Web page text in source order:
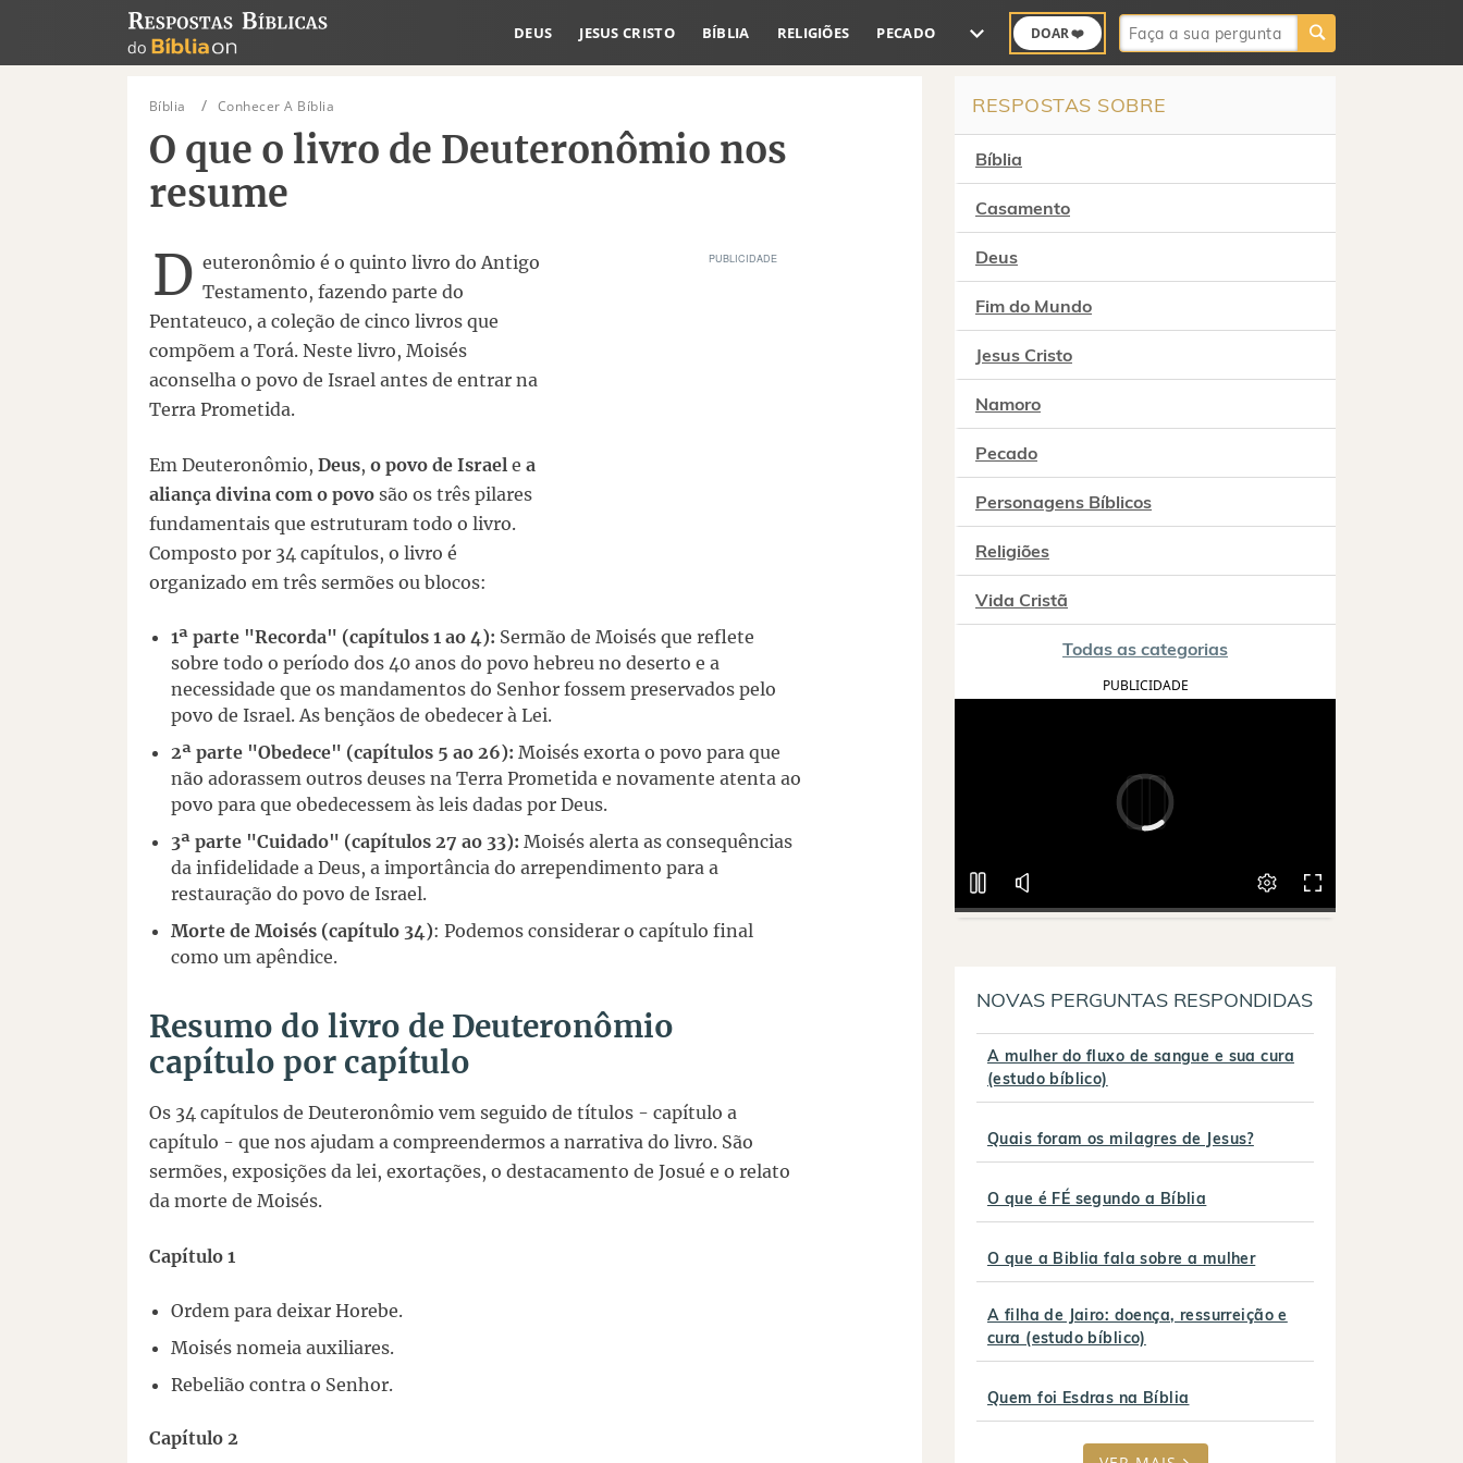
DEUS JESUS CRISTO BÍBLIA RELIGIÕES PECADO DOAR ❤️ Buscar:
Bíblia Conhecer A Bíblia
O que o livro de Deuteronômio nos
resume
D euteronômio é o quinto livro do Antigo
Testamento, fazendo parte do
Pentateuco, a coleção de cinco livros que
compõem a Torá. Neste livro, Moisés
aconselha o povo de Israel antes de entrar na
Terra Prometida.
Em Deuteronômio, Deus, o povo de Israel e a
aliança divina com o povo são os três pilares
fundamentais que estruturam todo o livro.
Composto por 34 capítulos, o livro é
organizado em três sermões ou blocos:
1ª parte "Recorda" (capítulos 1 ao 4): Sermão de Moisés que reflete
sobre todo o período dos 40 anos do povo hebreu no deserto e a
necessidade que os mandamentos do Senhor fossem preservados pelo
povo de Israel. As bençãos de obedecer à Lei.
2ª parte "Obedece" (capítulos 5 ao 26): Moisés exorta o povo para que
não adorassem outros deuses na Terra Prometida e novamente atenta ao
povo para que obedecessem às leis dadas por Deus.
3ª parte "Cuidado" (capítulos 27 ao 33): Moisés alerta as consequências
da infidelidade a Deus, a importância do arrependimento para a
restauração do povo de Israel.
Morte de Moisés (capítulo 34): Podemos considerar o capítulo final
como um apêndice.
Resumo do livro de Deuteronômio
capítulo por capítulo
Os 34 capítulos de Deuteronômio vem seguido de títulos - capítulo a
capítulo - que nos ajudam a compreendermos a narrativa do livro. São
sermões, exposições da lei, exortações, o destacamento de Josué e o relato
da morte de Moisés.
Capítulo 1
Ordem para deixar Horebe.
Moisés nomeia auxiliares.
Rebelião contra o Senhor.
Capítulo 2
RESPOSTAS SOBRE
Bíblia
Casamento
Deus
Fim do Mundo
Jesus Cristo
Namoro
Pecado
Personagens Bíblicos
Religiões
Vida Cristã
Todas as categorias
PUBLICIDADE
NOVAS PERGUNTAS RESPONDIDAS
A mulher do fluxo de sangue e sua cura
(estudo bíblico)
Quais foram os milagres de Jesus?
O que é FÉ segundo a Bíblia
O que a Biblia fala sobre a mulher
A filha de Jairo: doença, ressurreição e
cura (estudo bíblico)
Quem foi Esdras na Bíblia